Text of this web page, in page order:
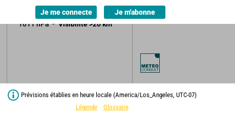
Sans précipitations.
1011hPa Visibilité>20km
Je me connecte Je m'abonne
Prévisions établies en heure locale (America/Los_Angeles, UTC-07)
Légende
Glossaire